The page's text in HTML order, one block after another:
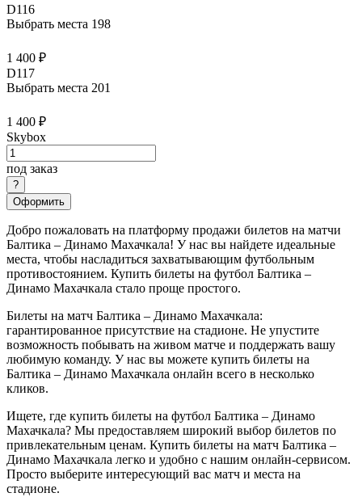
D116
Выбрать места 198
1 400 ₽
D117
Выбрать места 201
1 400 ₽
Skybox
под заказ
Оформить
Добро пожаловать на платформу продажи билетов на матчи
Балтика – Динамо Махачкала! У нас вы найдете идеальные
места, чтобы насладиться захватывающим футбольным
противостоянием. Купить билеты на футбол Балтика –
Динамо Махачкала стало проще простого.
Билеты на матч Балтика – Динамо Махачкала:
гарантированное присутствие на стадионе. Не упустите
возможность побывать на живом матче и поддержать вашу
любимую команду. У нас вы можете купить билеты на
Балтика – Динамо Махачкала онлайн всего в несколько
кликов.
Ищете, где купить билеты на футбол Балтика – Динамо
Махачкала? Мы предоставляем широкий выбор билетов по
привлекательным ценам. Купить билеты на матч Балтика –
Динамо Махачкала легко и удобно с нашим онлайн-сервисом.
Просто выберите интересующий вас матч и места на
стадионе.